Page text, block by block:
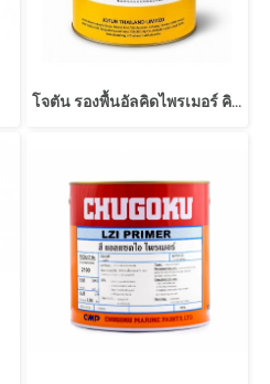
โจตัน รองพื้นอัลคิดไพรเมอร์ คิวดี